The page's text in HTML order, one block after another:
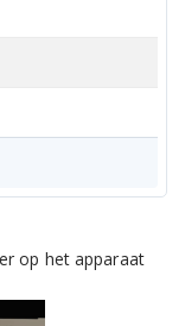
op het apparaat